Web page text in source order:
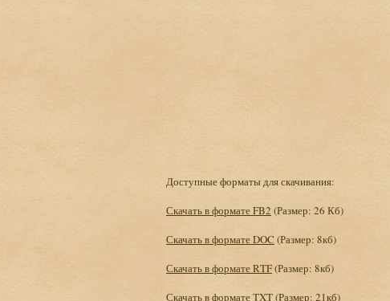
Доступные форматы для скачивания:
Скачать в формате FB2 (Размер: 26 Кб)
Скачать в формате DOC (Размер: 8кб)
Скачать в формате RTF(Размер: 8кб)
Скачать в формате TXT(Размер: 21кб)